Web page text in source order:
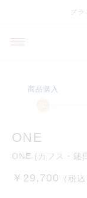
ブ
商品購入
ONE
ONE (カフス・鎚
￥29,700 （税込